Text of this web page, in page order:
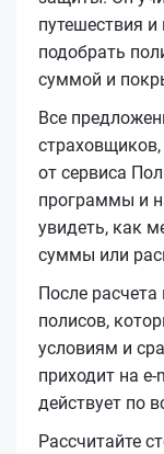
путешествия и
подобрать
суммой и
Все
страховщиков,
от сервиса
программы и
увидеть, как
суммы или
После
полисов,
условиям и
приходит на
действует по
Рассчитайте